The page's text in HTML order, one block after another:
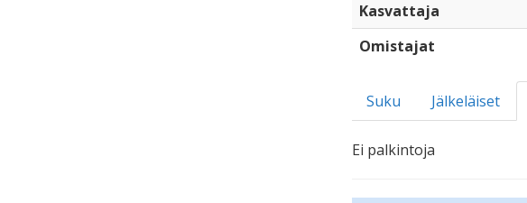
Kasvattaja
Omistajat
Suku Jälkeläiset
Ei palkintoja